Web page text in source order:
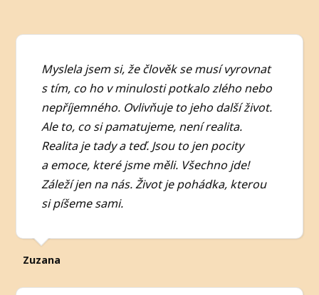
Myslela jsem si, že člověk se musí vyrovnat
s tím, co ho v minulosti potkalo zlého nebo
nepříjemného. Ovlivňuje to jeho další život.
Ale to, co si pamatujeme, není realita.
Realita je tady a teď. Jsou to jen pocity
a emoce, které jsme měli. Všechno jde!
Záleží jen na nás. Život je pohádka, kterou
si píšeme sami.
Zuzana